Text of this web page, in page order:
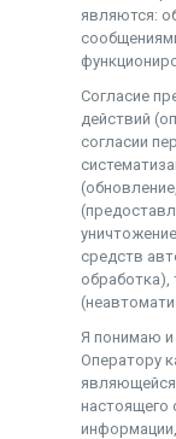
являются:
Согласие
действий
согласии
средств
обработка),
Я понимаю и
Оператору
являющейся
настоящего